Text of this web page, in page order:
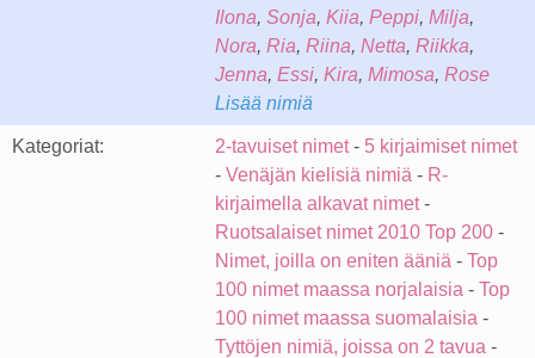
Ilona, Sonja, Kiia, Peppi, Milja,
Nora, Ria, Riina, Netta, Riikka,
Jenna, Essi, Kira, Mimosa, Rose
Lisää nimiä
Kategoriat: 2-tavuiset nimet- 5 kirjaimiset nimet
- Venäjän kielisiä nimiä - R-
kirjaimella alkavat nimet-
Ruotsalaiset nimet 2010 Top 200 -
Nimet, joilla on eniten ääniä - Top
100 nimet maassa norjalaisia - Top
100 nimet maassa suomalaisia -
Tyttöjen nimiä, joissa on 2 tavua -